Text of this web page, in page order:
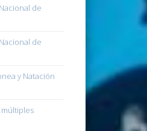
de
de
y Natación
múltiples